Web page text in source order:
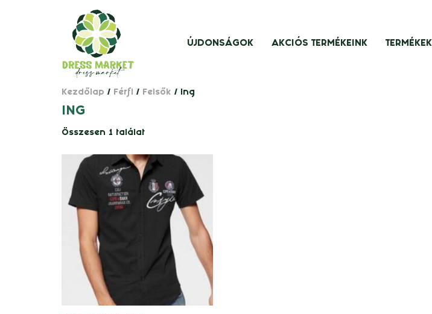
ÚJDONSÁGOK AKCIÓS TERMÉKEINK TERMÉKEK
Kezdőlap / Férfi / Felsők / ing
ING
Összesen 1 találat